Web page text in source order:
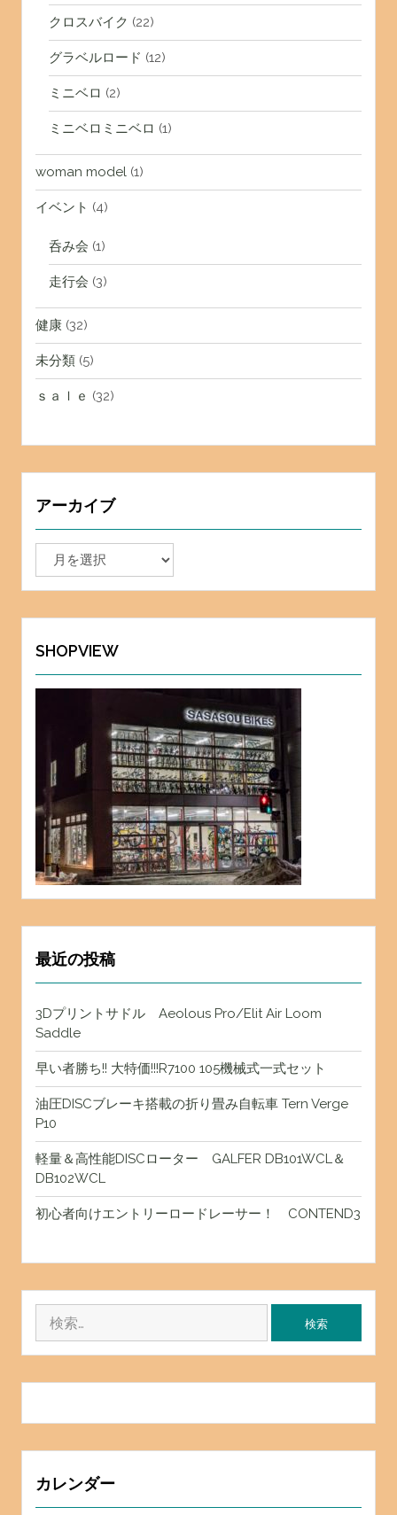
クロスバイク (22)
グラベルロード (12)
ミニベロ (2)
ミニベロミニベロ (1)
woman model(1)
イベント (4)
呑み会 (1)
走行会 (3)
健康(32)
未分類(5)
ｓａｌｅ (32)
アーカイブ
カ
SHOPVIEW
最近の投稿
3Dプリントサドル Aeolous Pro/Elit Air Loom
Saddle
早い者勝ち!! 大特価!!!R7100 105機械式一式セット
油圧DISCブレーキ搭載の折り畳み自転車 Tern Verge
P10
軽量＆高性能DISCローター GALFER DB101WCL＆
DB102WCL
初心者向けエントリーロードレーサー！ CONTEND3
カレンダー